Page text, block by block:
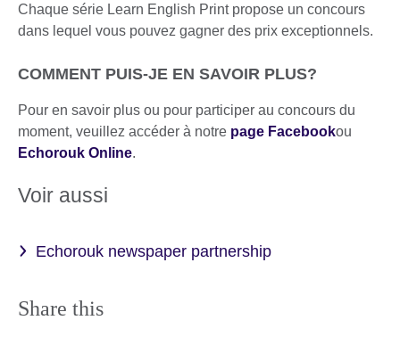
Chaque série Learn English Print propose un concours
dans lequel vous pouvez gagner des prix exceptionnels.
COMMENT PUIS-JE EN SAVOIR PLUS?
Pour en savoir plus ou pour participer au concours du
moment, veuillez accéder à notre page Facebookou
Echorouk Online.
Voir aussi
Echorouk newspaper partnership
Share this